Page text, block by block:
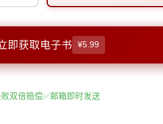
即获取电子书 ¥5.99
双倍赔偿✅邮箱即时发送